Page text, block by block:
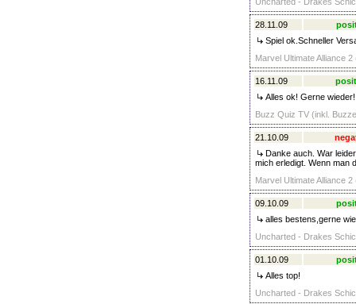
28.11.09
Spiel ok.Schneller
Marvel Ultimate Alliance
16.11.09
Alles ok! Gerne wieder!
Buzz Quiz TV (inkl.
21.10.09
Danke auch. War
mich erledigt. Wenn man
Marvel Ultimate Alliance
09.10.09
alles bestens,gerne
Uncharted - Drakes
01.10.09
Alles top!
Uncharted - Drakes